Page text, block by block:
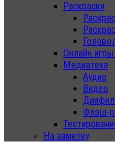
Раскраски
Онлайн
Медиатека
Аудио
Видео
Флэш-
На заметку